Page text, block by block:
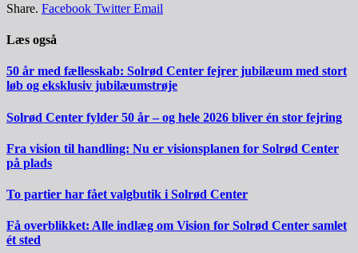
Share. Facebook Twitter Email
Læs også
50 år med fællesskab: Solrød Center fejrer jubilæum med stort
løb og eksklusiv jubilæumstrøje
Solrød Center fylder 50 år – og hele 2026 bliver én stor fejring
Fra vision til handling: Nu er visionsplanen for Solrød Center
på plads
To partier har fået valgbutik i Solrød Center
Få overblikket: Alle indlæg om Vision for Solrød Center samlet
ét sted